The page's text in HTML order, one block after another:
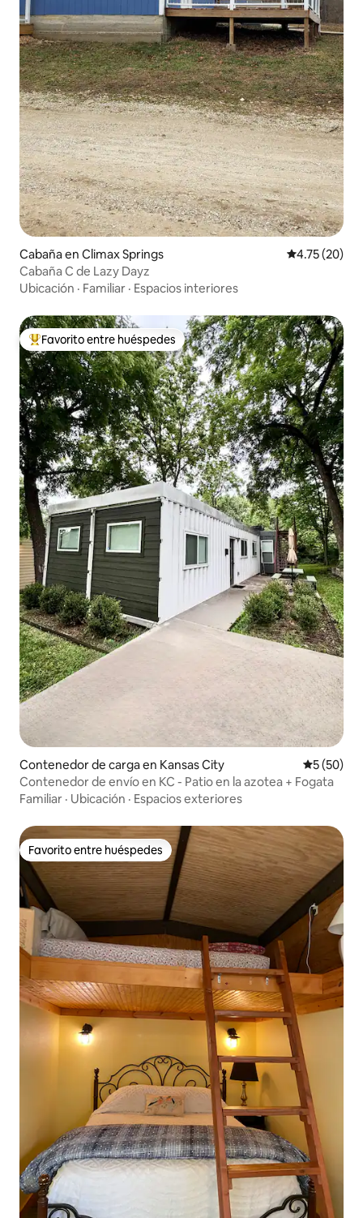
Cabaña en Climax Springs Calificación
4.75 (20)
Cabaña C de Lazy Dayz
Ubicación · Familiar · Espacios interiores
De los mejores en Favorito entre huéspedes
Favorito entre huéspedes
Contenedor de carga en Kansas City
5 (50)
Contenedor de envío en KC - Patio en la azotea + Fogata
Familiar · Ubicación · Espacios exteriores
Favorito entre huéspedes
Favorito entre huéspedes